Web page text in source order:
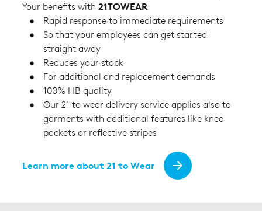
Your benefits with 21TOWEAR
Rapid response to immediate requirements
So that your employees can get started
straight away
Reduces your stock
For additional and replacement demands
100% HB quality
Our 21 to wear delivery service applies also to
garments with additional features like knee
pockets or reflective stripes
Learn more about 21 to Wear